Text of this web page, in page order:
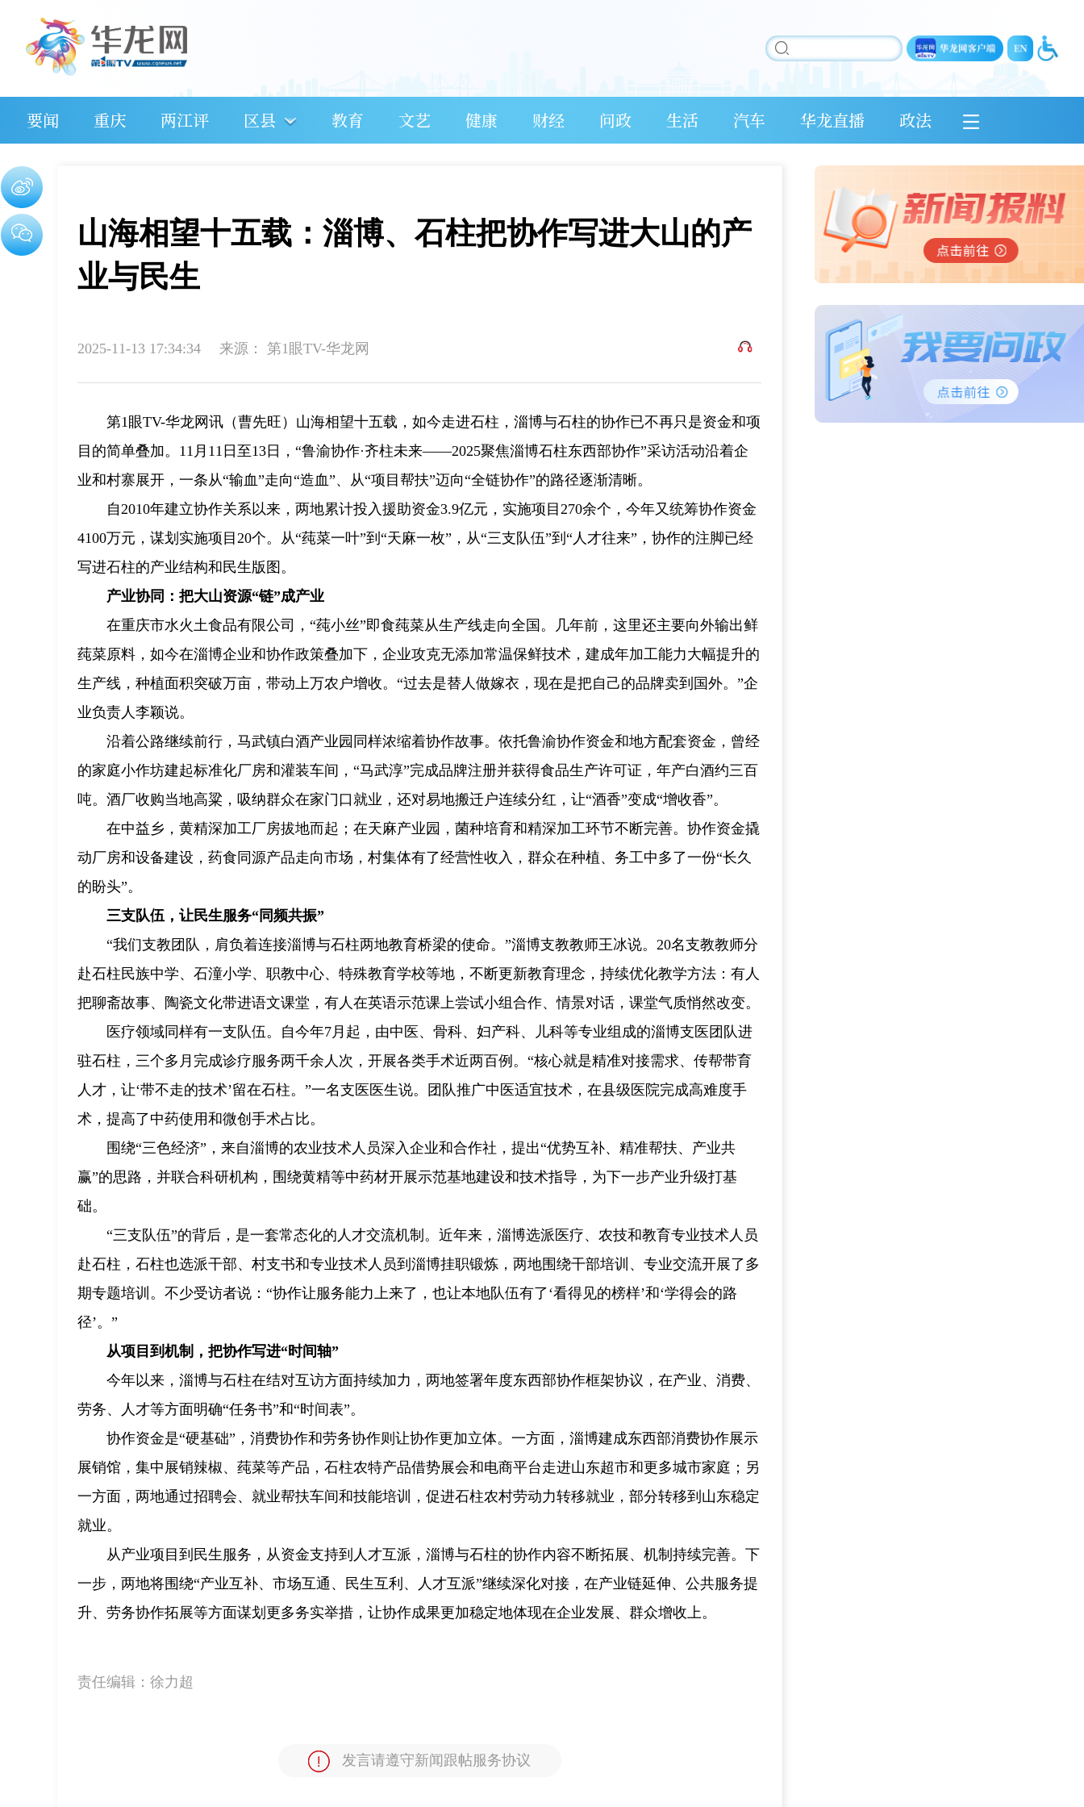
要闻 重庆 两江评 区县 教育 文艺 健康 财经 问政 生活 汽车 华龙直播 政法
山海相望十五载：淄博、石柱把协作写进大山的产
业与民生
2025-11-13 17:34:34 来源： 第1眼TV-华龙网
第1眼TV-华龙网讯（曹先旺）山海相望十五载，如今走进石柱，淄博与石柱的协作已不再只是资金和项
目的简单叠加。11月11日至13日，“鲁渝协作·齐柱未来——2025聚焦淄博石柱东西部协作”采访活动沿着企
业和村寨展开，一条从“输血”走向“造血”、从“项目帮扶”迈向“全链协作”的路径逐渐清晰。
自2010年建立协作关系以来，两地累计投入援助资金3.9亿元，实施项目270余个，今年又统筹协作资金
4100万元，谋划实施项目20个。从“莼菜一叶”到“天麻一枚”，从“三支队伍”到“人才往来”，协作的注脚已经
写进石柱的产业结构和民生版图。
产业协同：把大山资源“链”成产业
在重庆市水火土食品有限公司，“莼小丝”即食莼菜从生产线走向全国。几年前，这里还主要向外输出鲜
莼菜原料，如今在淄博企业和协作政策叠加下，企业攻克无添加常温保鲜技术，建成年加工能力大幅提升的
生产线，种植面积突破万亩，带动上万农户增收。“过去是替人做嫁衣，现在是把自己的品牌卖到国外。”企
业负责人李颖说。
沿着公路继续前行，马武镇白酒产业园同样浓缩着协作故事。依托鲁渝协作资金和地方配套资金，曾经
的家庭小作坊建起标准化厂房和灌装车间，“马武淳”完成品牌注册并获得食品生产许可证，年产白酒约三百
吨。酒厂收购当地高粱，吸纳群众在家门口就业，还对易地搬迁户连续分红，让“酒香”变成“增收香”。
在中益乡，黄精深加工厂房拔地而起；在天麻产业园，菌种培育和精深加工环节不断完善。协作资金撬
动厂房和设备建设，药食同源产品走向市场，村集体有了经营性收入，群众在种植、务工中多了一份“长久
的盼头”。
三支队伍，让民生服务“同频共振”
“我们支教团队，肩负着连接淄博与石柱两地教育桥梁的使命。”淄博支教教师王冰说。20名支教教师分
赴石柱民族中学、石潼小学、职教中心、特殊教育学校等地，不断更新教育理念，持续优化教学方法：有人
把聊斋故事、陶瓷文化带进语文课堂，有人在英语示范课上尝试小组合作、情景对话，课堂气质悄然改变。
医疗领域同样有一支队伍。自今年7月起，由中医、骨科、妇产科、儿科等专业组成的淄博支医团队进
驻石柱，三个多月完成诊疗服务两千余人次，开展各类手术近两百例。“核心就是精准对接需求、传帮带育
人才，让‘带不走的技术’留在石柱。”一名支医医生说。团队推广中医适宜技术，在县级医院完成高难度手
术，提高了中药使用和微创手术占比。
围绕“三色经济”，来自淄博的农业技术人员深入企业和合作社，提出“优势互补、精准帮扶、产业共
赢”的思路，并联合科研机构，围绕黄精等中药材开展示范基地建设和技术指导，为下一步产业升级打基
础。
“三支队伍”的背后，是一套常态化的人才交流机制。近年来，淄博选派医疗、农技和教育专业技术人员
赴石柱，石柱也选派干部、村支书和专业技术人员到淄博挂职锻炼，两地围绕干部培训、专业交流开展了多
期专题培训。不少受访者说：“协作让服务能力上来了，也让本地队伍有了‘看得见的榜样’和‘学得会的路
径’。”
从项目到机制，把协作写进“时间轴”
今年以来，淄博与石柱在结对互访方面持续加力，两地签署年度东西部协作框架协议，在产业、消费、
劳务、人才等方面明确“任务书”和“时间表”。
协作资金是“硬基础”，消费协作和劳务协作则让协作更加立体。一方面，淄博建成东西部消费协作展示
展销馆，集中展销辣椒、莼菜等产品，石柱农特产品借势展会和电商平台走进山东超市和更多城市家庭；另
一方面，两地通过招聘会、就业帮扶车间和技能培训，促进石柱农村劳动力转移就业，部分转移到山东稳定
就业。
从产业项目到民生服务，从资金支持到人才互派，淄博与石柱的协作内容不断拓展、机制持续完善。下
一步，两地将围绕“产业互补、市场互通、民生互利、人才互派”继续深化对接，在产业链延伸、公共服务提
升、劳务协作拓展等方面谋划更多务实举措，让协作成果更加稳定地体现在企业发展、群众增收上。
责任编辑： 徐力超
发言请遵守新闻跟帖服务协议